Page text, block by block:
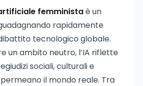
femministaè un
rapidamente
tecnologico globale.
un ambito neutro, l’IA riflette
sociali, culturali e
il mondo reale. Tra